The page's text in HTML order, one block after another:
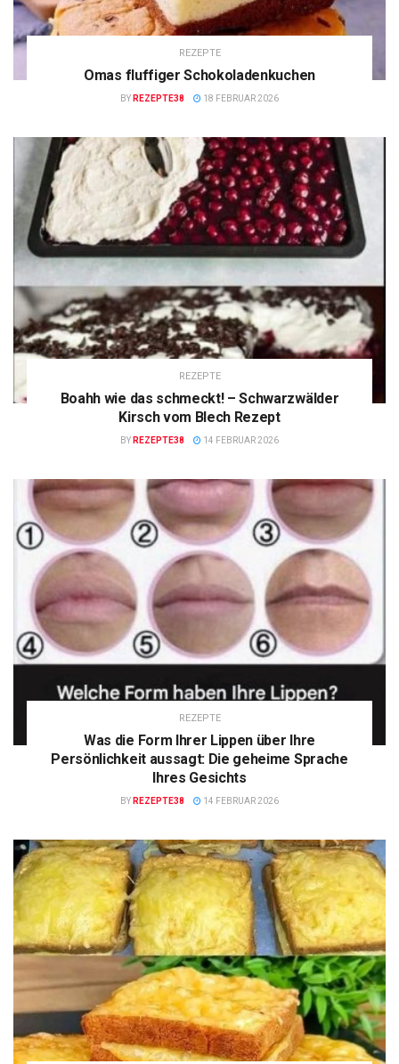
REZEPTE
Omas fluffiger Schokoladenkuchen
BY REZEPTE38 18 FEBRUAR 2026
REZEPTE
Boahh wie das schmeckt! – Schwarzwälder
Kirsch vom Blech Rezept
BY REZEPTE38 14 FEBRUAR 2026
REZEPTE
Was die Form Ihrer Lippen über Ihre
Persönlichkeit aussagt: Die geheime Sprache
Ihres Gesichts
BY REZEPTE38 14 FEBRUAR 2026